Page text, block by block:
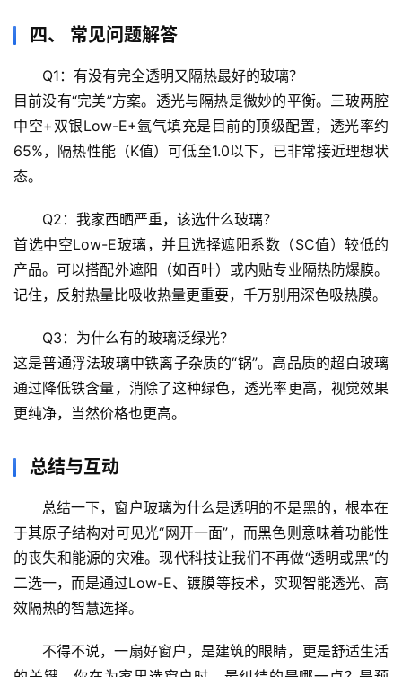
心
站
辟
谣
四、 常见问题解答
Q1：有没有完全透明又隔热最好的玻璃？
目前没有“完美”方案。透光与隔热是微妙的平衡。 三玻两腔
中空+双银Low-E+氩气填充是目前的顶级配置，透光率约
65%，隔热性能（K值）可低至1.0以下，已非常接近理想状
态。
Q2：我家西晒严重，该选什么玻璃？
首选中空Low-E玻璃，并且选择遮阳系数（SC值）较低的
产品。可以搭配外遮阳（如百叶）或内贴专业隔热防爆膜。
记住， 反射热量比吸收热量更重要，千万别用深色吸热膜。
Q3：为什么有的玻璃泛绿光？
这是普通浮法玻璃中铁离子杂质的“锅”。高品质的超白玻璃
通过降低铁含量，消除了这种绿色，透光率更高，视觉效果
更纯净，当然价格也更高。
总结与互动
总结一下， 窗户玻璃为什么是透明的不是黑的，根本在
于其原子结构对可见光“网开一面”，而黑色则意味着功能性
的丧失和能源的灾难。现代科技让我们不再做“透明或黑”的
二选一，而是通过Low-E、镀膜等技术，实现智能透光、高
效隔热的智慧选择。
不得不说，一扇好窗户，是建筑的眼睛，更是舒适生活